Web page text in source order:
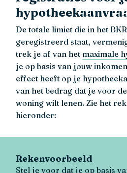
De totale limiet die in het
geregistreerd staat,
trek je af van het maximale
je op basis van jouw
effect heeft op je
van het bedrag dat je voor
woning wilt lenen. Zie het
hieronder:
Rekenvoorbeeld
Stel je voor dat je op basis